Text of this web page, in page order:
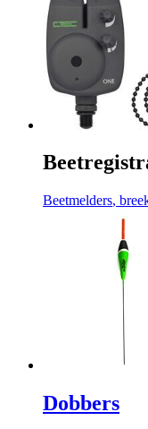
Beetmelders,
Dobbers